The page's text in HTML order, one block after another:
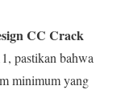
CC Crack
pastikan bahwa
minimum yang